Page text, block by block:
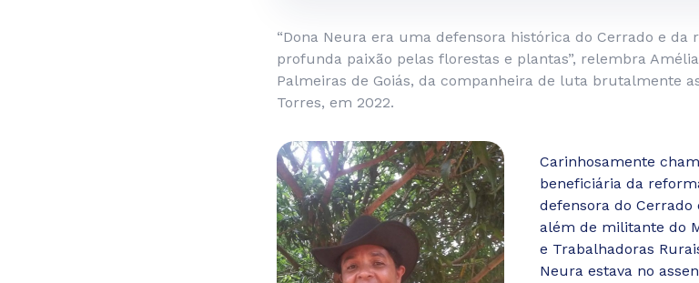
“Dona Neura era uma defensora histórica do Cerrado e
profunda paixão pelas florestas e plantas”, relembra
Palmeiras de Goiás, da companheira de luta brutalmente
Torres, em 2022.
Carinhosamente
beneficiária da
defensora do
além de militante do
e Trabalhadoras
Neura estava no